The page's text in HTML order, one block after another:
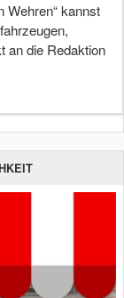
Wehren“ kannst
an die Redaktion